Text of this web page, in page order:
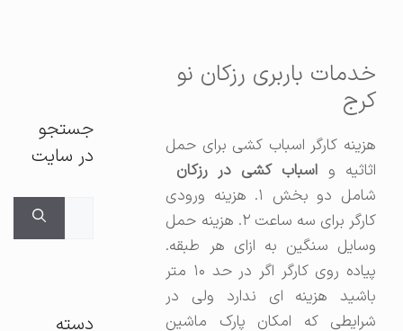
خدمات باربری رزکان نو
کرج
هزینه کارگر اسباب کشی برای حمل
اثاثیه و اسباب کشی در رزکان
شامل دو بخش ۱. هزینه ورودی
کارگر برای سه ساعت ۲. هزینه حمل
وسایل سنگین به ازای هر طبقه.
پیاده روی کارگر اگر در حد ۱۰ متر
باشید هزینه ای ندارد ولی در
شرایطی که امکان پارک ماشین
جستجو
در سایت
دسته